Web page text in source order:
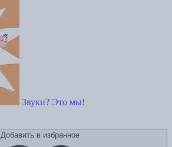
Звуки? Это мы!
Добавить в избранное